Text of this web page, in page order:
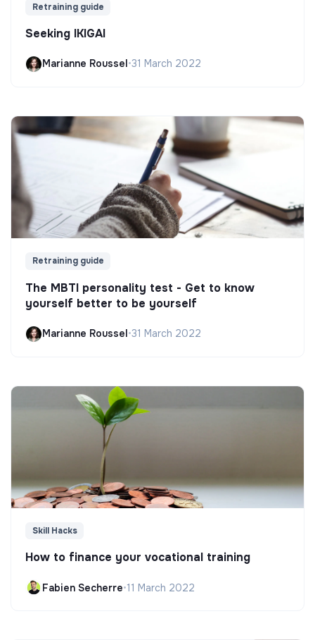
Retraining guide
Seeking IKIGAI
Marianne Roussel •31 March 2022
Retraining guide
The MBTI personality test - Get to know
yourself better to be yourself
Marianne Roussel•31 March 2022
Skill Hacks
How to finance your vocational training
Fabien Secherre•11 March 2022